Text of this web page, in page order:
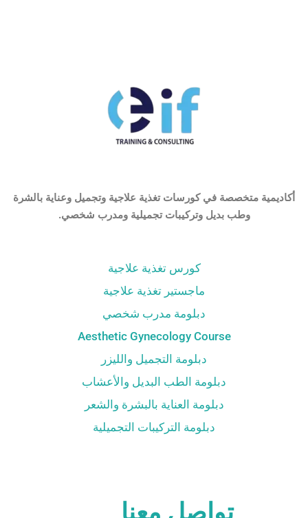
أكاديمية متخصصة في كورسات تغذية علاجية وتجميل وعناية بالشرة
وطب بديل وتركيبات تجميلية ومدرب شخصي.
كورس تغذية علاجية
ماجستير تغذية علاجية
دبلومة مدرب شخصي
Aesthetic Gynecology Course
دبلومة التجميل والليزر
دبلومة الطب البديل والأعشاب
دبلومة العناية بالبشرة والشعر
دبلومة التركيبات التجميلية